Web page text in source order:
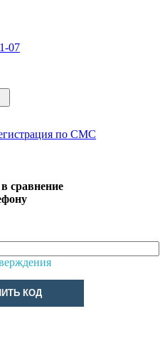
07
по СМС
сравнение
КОД